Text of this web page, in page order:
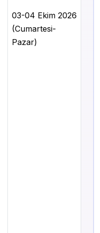
03-04 Ekim 2026
(Cumartesi-
Pazar)